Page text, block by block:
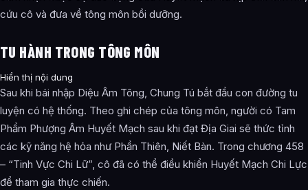
cứu cô và đưa về tông môn bồi dưỡng.
TU HÀNH TRONG TÔNG MÔN
Hiển thị nội dung
Sau khi bái nhập Diệu Âm Tông, Chung Tú bắt đầu con đường tu
luyện có hệ thống. Theo ghi chép của tông môn, người có Tam
Phẩm Phượng Âm Huyết Mạch sau khi đạt Địa Giai sẽ thức tỉnh
các kỹ năng hệ hỏa như Phần Thiên, Niết Bàn. Trong chương 458
– “Tinh Vực Chi Lữ”, cô đã có thể điều khiển Huyết Mạch Chi Lực
để tham gia thực chiến.